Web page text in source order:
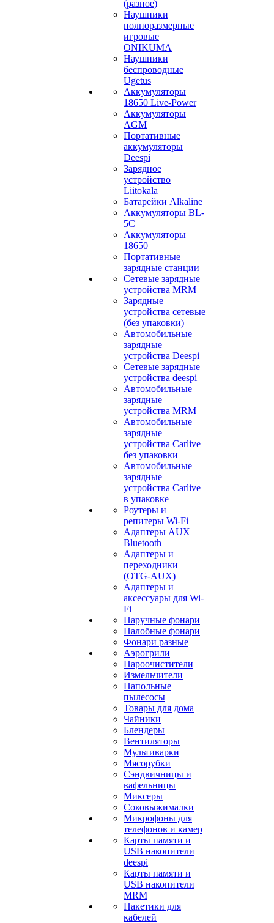
(разное)
Наушники
полноразмерные
игровые
ONIKUMA
Наушники
беспроводные
Ugetus
Аккумуляторы
18650 Live-Power
Аккумуляторы
АGM
Портативные
аккумуляторы
Deespi
Зарядное
устройство
Liitokala
Батарейки Alkaline
Аккумуляторы BL-
5C
Аккумуляторы
18650
Портативные
зарядные станции
Сетевые зарядные
устройства MRM
Зарядные
устройства сетевые
(без упаковки)
Автомобильные
зарядные
устройства Deespi
Сетевые зарядные
устройства deespi
Автомобильные
зарядные
устройства MRM
Автомобильные
зарядные
устройства Carlive
без упаковки
Автомобильные
зарядные
устройства Carlive
в упаковке
Роутеры и
репитеры Wi-Fi
Адаптеры AUX
Bluetooth
Адаптеры и
переходники
(OTG-AUX)
Адаптеры и
аксессуары для Wi-
Fi
Наручные фонари
Налобные фонари
Фонари разные
Аэрогрили
Пароочистители
Измельчители
Напольные
пылесосы
Товары для дома
Чайники
Блендеры
Вентиляторы
Мультиварки
Мясорубки
Сэндвичницы и
вафельницы
Миксеры
Соковыжималки
Микрофоны для
телефонов и камер
Карты памяти и
USB накопители
deespi
Карты памяти и
USB накопители
MRM
Пакетики для
кабелей